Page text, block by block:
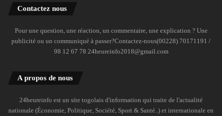
Contactez nous
Pour une question, une réaction, un commentaire, une explication ? Une
publicité ou un communiqué à passer?Contactez-nous(00228) 70171191 /
98 12 67 78 24heureinfo2018@gmail.com
A propos de nous
24heureinfo est un site togolais d'information qui traite de l'actualité
nationale (Économie, Politique, Société, Sport & Santé..) et internationale en